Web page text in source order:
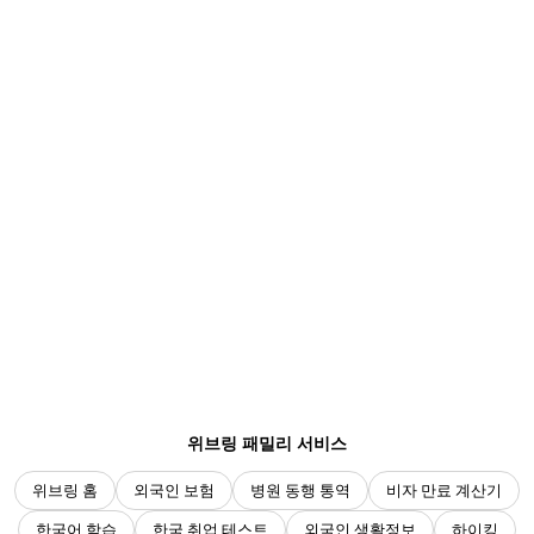
위브링 패밀리 서비스
위브링 홈 외국인 보험 병원 동행 통역 비자 만료 계산기
한국어 학습 한국 취업 테스트 외국인 생활정보 하이킹